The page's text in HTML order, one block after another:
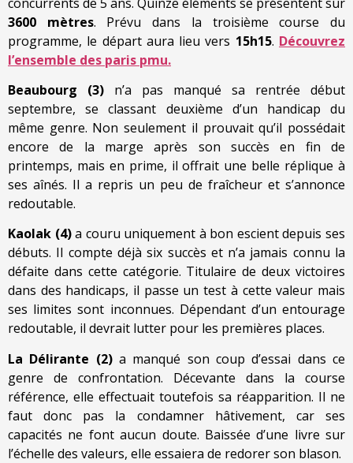
3600 mètres. Prévu dans la troisième course du
programme, le départ aura lieu vers 15h15. Découvrez
l’ensemble des paris pmu.
Beaubourg (3) n’a pas manqué sa rentrée début
septembre, se classant deuxième d’un handicap du
même genre. Non seulement il prouvait qu’il possédait
encore de la marge après son succès en fin de
printemps, mais en prime, il offrait une belle réplique à
ses aînés. Il a repris un peu de fraîcheur et s’annonce
redoutable.
Kaolak (4)a couru uniquement à bon escient depuis ses
débuts. Il compte déjà six succès et n’a jamais connu la
défaite dans cette catégorie. Titulaire de deux victoires
dans des handicaps, il passe un test à cette valeur mais
ses limites sont inconnues. Dépendant d’un entourage
redoutable, il devrait lutter pour les premières places.
La Délirante (2)a manqué son coup d’essai dans ce
genre de confrontation. Décevante dans la course
référence, elle effectuait toutefois sa réapparition. Il ne
faut donc pas la condamner hâtivement, car ses
capacités ne font aucun doute. Baissée d’une livre sur
l’échelle des valeurs, elle essaiera de redorer son blason.